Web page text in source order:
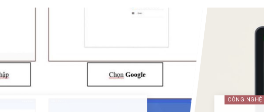
CÔNG NGHỆ